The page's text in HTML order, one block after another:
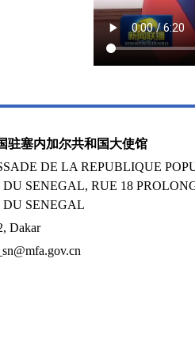
驻塞内加尔共和国大使馆
DE LA REPUBLIQUE
SENEGAL, RUE 18
SENEGAL
Dakar